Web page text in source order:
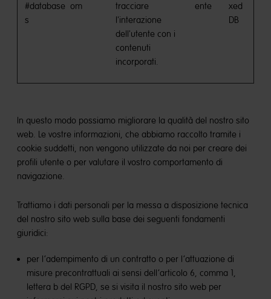
#database
s
om
tracciare
l'interazione
dell'utente con i
contenuti
incorporati.
ente
xed
DB
In questo modo possiamo migliorare la qualità del nostro sito
web. Le vostre informazioni, che abbiamo raccolto tramite i
cookie suddetti, non vengono utilizzate da noi per creare dei
profili utente o per valutare il vostro comportamento di
navigazione.
Trattiamo i dati personali per la messa a disposizione tecnica
del nostro sito web sulla base dei seguenti fondamenti
giuridici:
per l’adempimento di un contratto o per l’attuazione di
misure precontrattuali ai sensi dell’articolo 6, comma 1,
lettera b del RGPD, se si visita il nostro sito web per